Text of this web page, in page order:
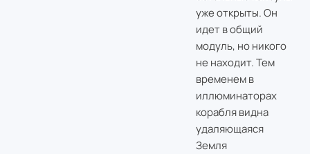
уже открыты. Он
идет в общий
модуль, но никого
не находит. Тем
временем в
иллюминаторах
корабля видна
удаляющаяся
Земля